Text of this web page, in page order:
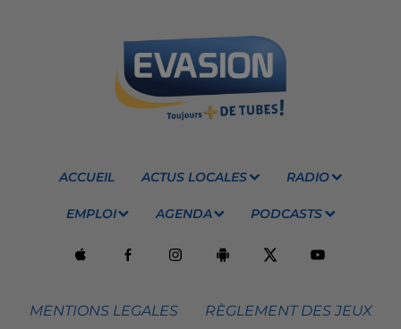
ACCUEIL ACTUS LOCALES RADIO
EMPLOI AGENDA PODCASTS
MENTIONS LEGALES RÈGLEMENT DES JEUX